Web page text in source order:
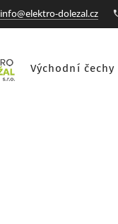
info@elektro-dolezal.cz
Východní čechy